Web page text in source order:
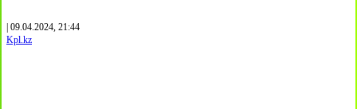
| 09.04.2024, 21:44
Kpl.kz